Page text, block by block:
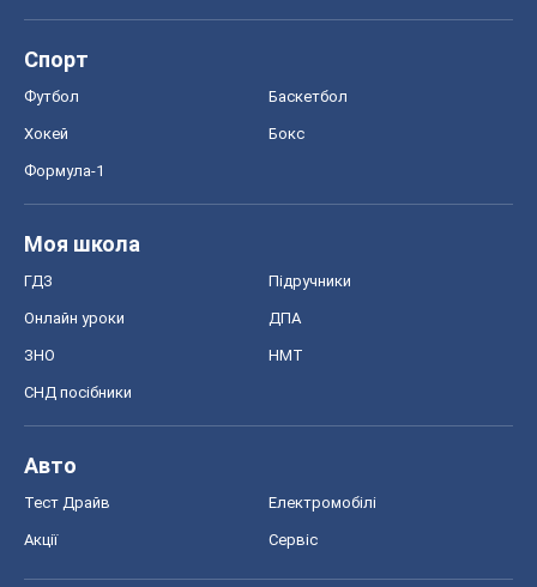
Спорт
Футбол Баскетбол
Хокей Бокс
Формула-1
Моя школа
ГДЗ Підручники
Онлайн уроки ДПА
ЗНО НМТ
СНД посібники
Авто
Тест Драйв Електромобілі
Акції Сервіс